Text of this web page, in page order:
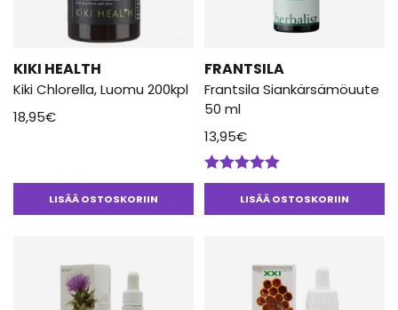
KIKI HEALTH
Kiki Chlorella, Luomu 200kpl
18,95€
LISÄÄ OSTOSKORIIN
FRANTSILA
Frantsila Siankärsämöuute
50 ml
13,95€
Arvostelu
tuotteesta:LISÄÄ OSTOSKORIIN